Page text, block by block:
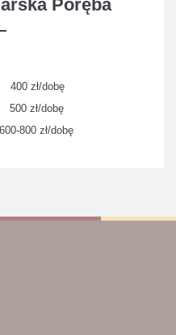
Poręba
zł/dobę
zł/dobę
zł/dobę